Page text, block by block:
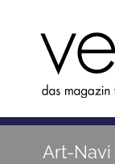
Art-Navi